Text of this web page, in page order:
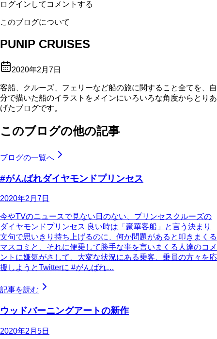
ログインしてコメントする
このブログについて
PUNIP CRUISES
2020年2月7日
客船、クルーズ、フェリーなど船の旅に関すること全てを、自
分で描いた船のイラストをメインにいろいろな角度からとりあ
げたブログです。
このブログの他の記事
ブログの一覧へ
#がんばれダイヤモンドプリンセス
2020年2月7日
今やTVのニュースで見ない日のない、プリンセスクルーズの
ダイヤモンドプリンセス 良い時は「豪華客船」と言う決まり
文句で思いきり持ち上げるのに、何か問題があると叩きまくる
マスコミと、それに便乗して勝手な事を言いまくる人達のコメ
ントに嫌気がさして、大変な状況にある乗客、乗員の方々を応
援しようとTwitterに #がんばれ…
記事を読む
ウッドバーニングアートの新作
2020年2月5日